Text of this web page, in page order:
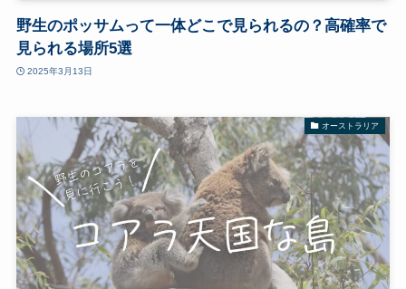
野生のポッサムって一体どこで見られるの？高確率で
見られる場所5選
2025年3月13日
オーストラリア